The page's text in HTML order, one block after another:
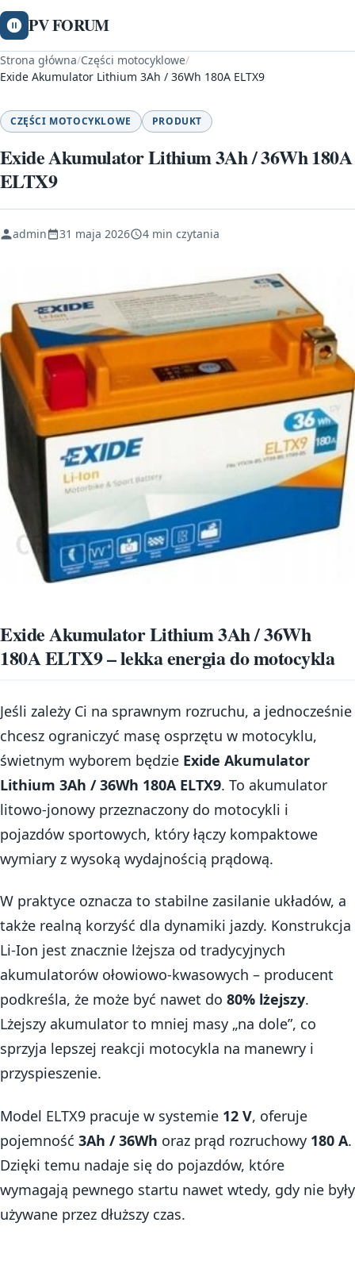
PV FORUM
Strona główna/Części motocyklowe/
Exide Akumulator Lithium 3Ah / 36Wh 180A ELTX9
CZĘŚCI MOTOCYKLOWE PRODUKT
Exide Akumulator Lithium 3Ah / 36Wh 180A
ELTX9
admin 31 maja 2026 4 min czytania
Exide Akumulator Lithium 3Ah / 36Wh
180A ELTX9 – lekka energia do motocykla
Jeśli zależy Ci na sprawnym rozruchu, a jednocześnie
chcesz ograniczyć masę osprzętu w motocyklu,
świetnym wyborem będzie Exide Akumulator
Lithium 3Ah / 36Wh 180A ELTX9. To akumulator
litowo-jonowy przeznaczony do motocykli i
pojazdów sportowych, który łączy kompaktowe
wymiary z wysoką wydajnością prądową.
W praktyce oznacza to stabilne zasilanie układów, a
także realną korzyść dla dynamiki jazdy. Konstrukcja
Li-Ion jest znacznie lżejsza od tradycyjnych
akumulatorów ołowiowo-kwasowych – producent
podkreśla, że może być nawet do 80% lżejszy.
Lżejszy akumulator to mniej masy „na dole”, co
sprzyja lepszej reakcji motocykla na manewry i
przyspieszenie.
Model ELTX9 pracuje w systemie 12 V, oferuje
pojemność 3Ah / 36Wh oraz prąd rozruchowy 180 A.
Dzięki temu nadaje się do pojazdów, które
wymagają pewnego startu nawet wtedy, gdy nie były
używane przez dłuższy czas.